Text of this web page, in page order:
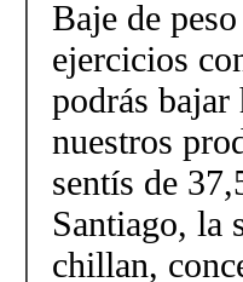
Baje de
ejercicios
podrás bajar
nuestros
sentís de
Santiago, la
chillan,